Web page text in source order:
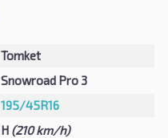
Tomket
Snowroad Pro 3
195/45R16
H (210 km/h)